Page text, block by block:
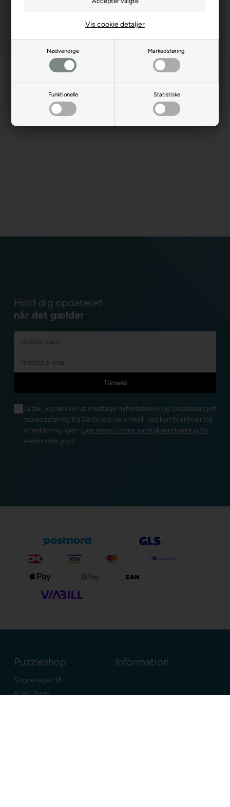
Nødvendige Markedsføring
Funktionelle Statistiske
Vis cookie detaljer
Hold dig opdateret
når det gælder
Ja tak, jeg ønsker at modtage nyhedsbreve og skræddersyet
markedsføring fra Dartshop via e-mail. Jeg kan til enhver tid
afmelde mig igen. Læs mere i vores samtykkeerklæring for
elektronisk post
Puzzleshop
Sognevejen 18
8380 Trige
Information